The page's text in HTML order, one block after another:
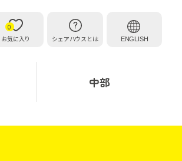
お気に入り
0
シェアハウスとは
ENGLISH
中部